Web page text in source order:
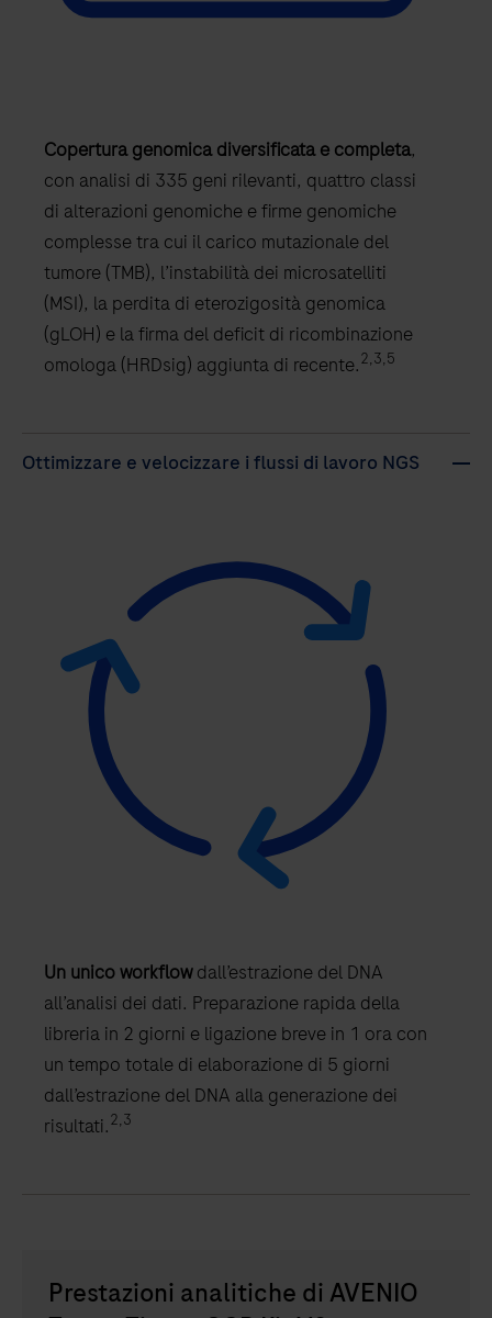
Copertura genomica diversificata e completa,
con analisi di 335 geni rilevanti, quattro classi
di alterazioni genomiche e firme genomiche
complesse tra cui il carico mutazionale del
tumore (TMB), l’instabilità dei microsatelliti
(MSI), la perdita di eterozigosità genomica
(gLOH) e la firma del deficit di ricombinazione
omologa (HRDsig) aggiunta di recente.2,3,5
Ottimizzare e velocizzare i flussi di lavoro NGS
Un unico workflowdall’estrazione del DNA
all’analisi dei dati. Preparazione rapida della
libreria in 2 giorni e ligazione breve in 1 ora con
un tempo totale di elaborazione di 5 giorni
dall’estrazione del DNA alla generazione dei
risultati.2,3
Prestazioni analitiche di AVENIO